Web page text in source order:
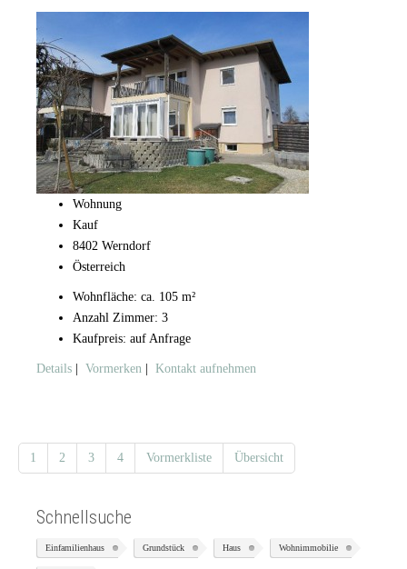
Wohnung
Kauf
8402 Werndorf
Österreich
Wohnfläche: ca. 105 m²
Anzahl Zimmer: 3
Kaufpreis: auf Anfrage
Details | Vormerken | Kontakt aufnehmen
1 2 3 4 Vormerkliste Übersicht
Schnellsuche
Einfamilienhaus Grundstück Haus Wohnimmobilie